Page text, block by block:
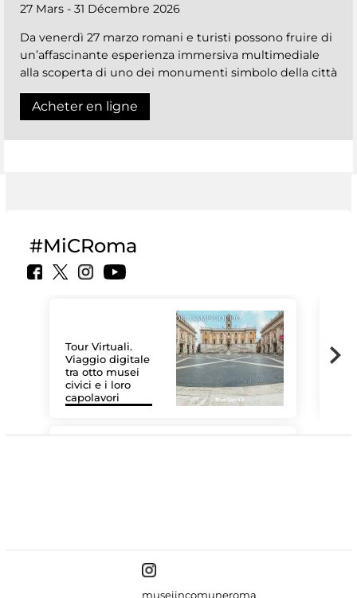
27 Mars - 31 Décembre 2026
Da venerdì 27 marzo romani e turisti possono fruire di
un’affascinante esperienza immersiva multimediale
alla scoperta di uno dei monumenti simbolo della città
Acheter en ligne
#MiCRoma
Tour Virtuali.
Viaggio digitale
tra otto musei
civici e i loro
capolavori
museiincomuneroma